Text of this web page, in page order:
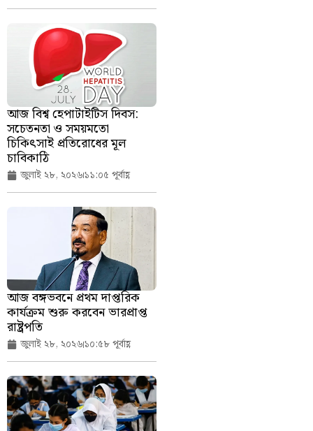
আজ বিশ্ব হেপাটাইটিস দিবস:
সচেতনতা ও সময়মতো
চিকিৎসাই প্রতিরোধের মূল
চাবিকাঠি
জুলাই ২৮, ২০২৬১১:০৫ পূর্বাহ্ণ
আজ বঙ্গভবনে প্রথম দাপ্তরিক
কার্যক্রম শুরু করবেন ভারপ্রাপ্ত
রাষ্ট্রপতি
জুলাই ২৮, ২০২৬১০:৫৮ পূর্বাহ্ণ